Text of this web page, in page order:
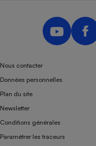
Nous contacter
Données personnelles
Plan du site
Newsletter
Conditions générales
Paramétrer les traceurs